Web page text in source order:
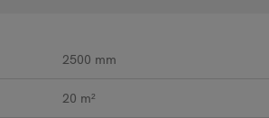
2500 mm
20 m²